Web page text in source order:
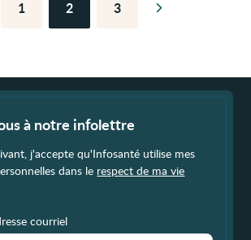
Page
1 Page
2 Page
3 Page
à notre infolettre
j'accepte qu'Infosanté utilise mes
dans le respect de ma vie
courriel